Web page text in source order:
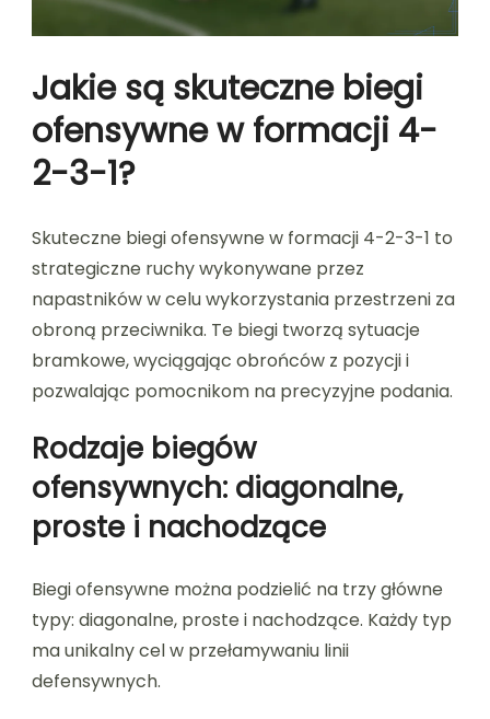
Jakie są skuteczne biegi
ofensywne w formacji 4-
2-3-1?
Skuteczne biegi ofensywne w formacji 4-2-3-1 to
strategiczne ruchy wykonywane przez
napastników w celu wykorzystania przestrzeni za
obroną przeciwnika. Te biegi tworzą sytuacje
bramkowe, wyciągając obrońców z pozycji i
pozwalając pomocnikom na precyzyjne podania.
Rodzaje biegów
ofensywnych: diagonalne,
proste i nachodzące
Biegi ofensywne można podzielić na trzy główne
typy: diagonalne, proste i nachodzące. Każdy typ
ma unikalny cel w przełamywaniu linii
defensywnych.